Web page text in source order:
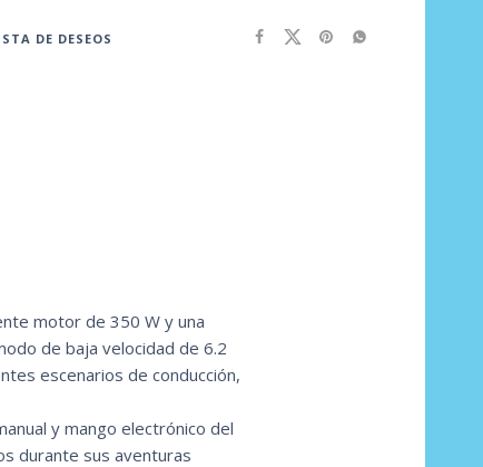
DE DESEOS
motor de 350 W y una
de baja velocidad de 6.2
escenarios de conducción,
y mango electrónico del
durante sus aventuras